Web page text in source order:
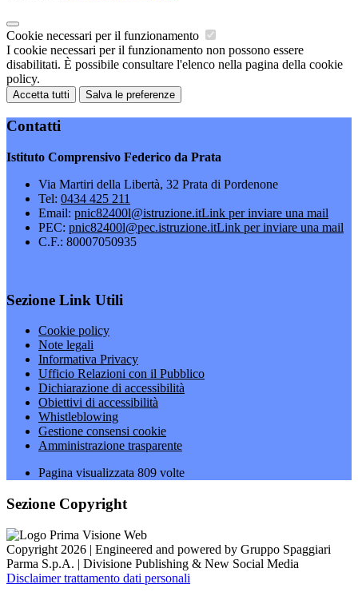
Cookie necessari per il funzionamento
I cookie necessari per il funzionamento non possono essere
disabilitati. È possibile consultare l'elenco nella pagina della cookie
policy.
Accetta tutti Salva le preferenze
Contatti
Istituto Comprensivo Federico da Prata
Via Martiri della Libertà, 32 Prata di Pordenone
Tel: 0434 425 211
Email: pnic82400l@istruzione.itLink per inviare una mail
PEC: pnic82400l@pec.istruzione.itLink per inviare una mail
C.F.: 80007050935
Sezione Link Utili
Cookie policy
Note legali
Informativa Privacy
Ufficio Relazioni con il Pubblico
Dichiarazione di accessibilità
Obiettivi di accessibilità
Whistleblowing
Gestione consensi cookie
Amministrazione trasparente
Pagina visualizzata 809 volte
Sezione Copyright
Copyright 2026 | Engineered and powered by Gruppo Spaggiari
Parma S.p.A. | Divisione Publishing & New Social Media
Disclaimer trattamento dati personali